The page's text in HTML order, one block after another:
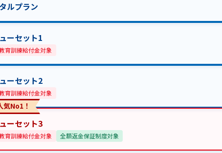
ルプラン
ーセット1
育訓練給付金対象
ーセット2
育訓練給付金対象
気No1！
ーセット3
育訓練給付金対象 全額返金保証制度対象